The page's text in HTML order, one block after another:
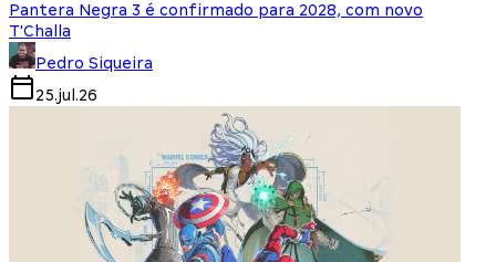
Pantera Negra 3 é confirmado para 2028, com novo
T'Challa
Pedro Siqueira
25.jul.26